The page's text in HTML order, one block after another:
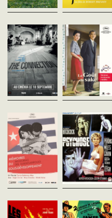
The Connection
Shirley Clarke
vost - 110'
Huit copains attendent
dealer dans un loft de
Greenwich Village.
faire un peu d’argent,
accepté d’être filmés par
Mémoires du
développement
Cuba - 1968
vost - 97'
Un an après la révolution
cubaine, Sergio, un
intellectuel bourgeois
décide de rester vivre
son pays malgré l’exil de
famille vers les...
Les Damnés
Luchino Visconti
vost - 150'